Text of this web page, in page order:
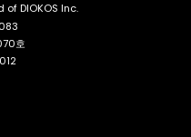
DIOKOS Inc.
호